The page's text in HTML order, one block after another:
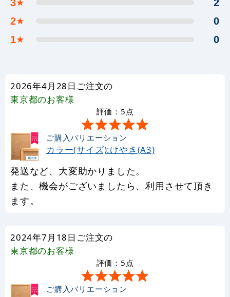
3★
2
2★
0
1★ 0
2026年4月28日ご注文の
東京都のお客様
評価：5点
ご購入バリエーション
カラー(サイズ):けやき(A3)
発送など、大変助かりました。
また、機会がございましたら、利用させて頂き
ます。
2024年7月18日ご注文の
東京都のお客様
評価：5点
ご購入バリエーション